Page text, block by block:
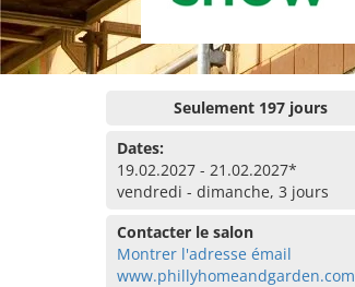
Seulement 197 jours
Dates:
19.02.2027 - 21.02.2027*
vendredi - dimanche, 3 jours
Contacter le salon
Montrer l'adresse émail
www.phillyhomeandgarden.com